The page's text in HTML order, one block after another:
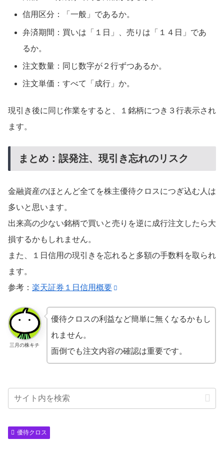
信用区分：「一般」であるか。
弁済期間：買いは「１日」、売りは「１４日」であ
るか。
注文数量：同じ数字が２行ずつあるか。
注文単価：すべて「成行」か。
現引き後に同じ作業をすると、１銘柄につき３行表示され
ます。
まとめ：誤発注、現引き忘れのリスク
金融資産のほとんど全てを株主優待クロスにつぎ込む人は
多いと思います。
出来高の少ない銘柄で買いと売りを逆に成行注文したら大
損するかもしれません。
また、１日信用の現引きを忘れると多額の手数料を取られ
ます。
参考： 楽天証券１日信用概要
三月の株キチ
優待クロスの利益など簡単に無くなるかもし
れません。
面倒でも注文内容の確認は重要です。
優待クロス